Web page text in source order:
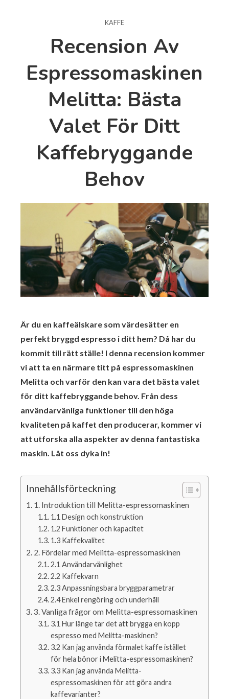
KAFFE
Recension Av
Espressomaskinen
Melitta: Bästa
Valet För Ditt
Kaffebryggande
Behov
Är du en kaffeälskare som värdesätter en
perfekt bryggd espresso i ditt hem? Då har du
kommit till rätt ställe! I denna recension kommer
vi att ta en närmare titt på espressomaskinen
Melitta och varför den kan vara det bästa valet
för ditt kaffebryggande behov. Från dess
användarvänliga funktioner till den höga
kvaliteten på kaffet den producerar, kommer vi
att utforska alla aspekter av denna fantastiska
maskin. Låt oss dyka in!
Innehållsförteckning
1. Introduktion till Melitta-espressomaskinen
1.1 Design och konstruktion
1.2 Funktioner och kapacitet
1.3 Kaffekvalitet
2. Fördelar med Melitta-espressomaskinen
2.1 Användarvänlighet
2.2 Kaffekvarn
2.3 Anpassningsbara bryggparametrar
2.4 Enkel rengöring och underhåll
3. Vanliga frågor om Melitta-espressomaskinen
3.1 Hur länge tar det att brygga en kopp
espresso med Melitta-maskinen?
3.2 Kan jag använda förmalet kaffe istället
för hela bönor i Melitta-espressomaskinen?
3.3 Kan jag använda Melitta-
espressomaskinen för att göra andra
kaffevarianter?